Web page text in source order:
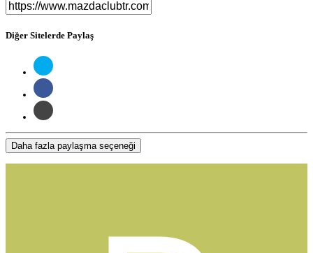
Diğer Sitelerde Paylaş
Daha fazla paylaşma seçeneği